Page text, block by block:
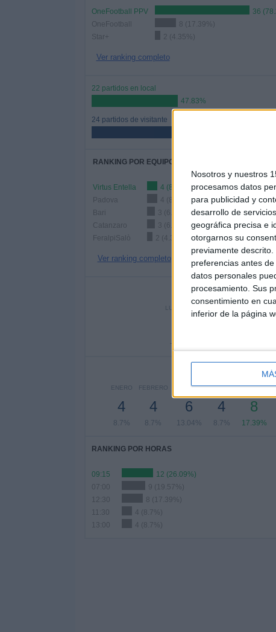
Nosotros y nuestros
procesamos datos
para publicidad y
desarrollo de servicios.
geográfica precisa e
otorgarnos su
previamente
preferencias antes
datos personales
procesamiento. Sus
consentimiento en
inferior de la página
OneFootball PPV
36
OneFootball
8 (17.39%)
Star+
2 (4.35%)
Ver ranking completo
22 partidos en local
47.83%
24 partidos de visitante
RANKING POR EQUIPOS
Virtus Entella
4 (8.7%)
Padova
4 (8.7%)
Bari
3 (6.52%)
Catanzaro
3 (6.52%)
FeralpiSalò
2 (4.35%)
Ver ranking completo
Nº DE
LUNES
- %
ENERO
4
8.7%
FEBRERO
4
8.7%
MARZO
6
13.04%
ABRIL
4
8.7%
MAYO
8
17.39%
RANKING POR HORAS
09:15
12 (26.09%)
07:00
9 (19.57%)
12:30
8 (17.39%)
11:30
4 (8.7%)
13:00
4 (8.7%)